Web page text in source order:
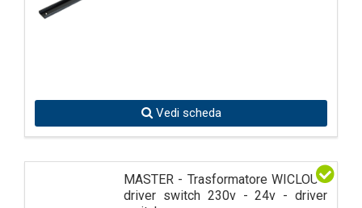
Vedi scheda
MASTER - Trasformatore WICLOUD
driver switch 230v - 24v - driver